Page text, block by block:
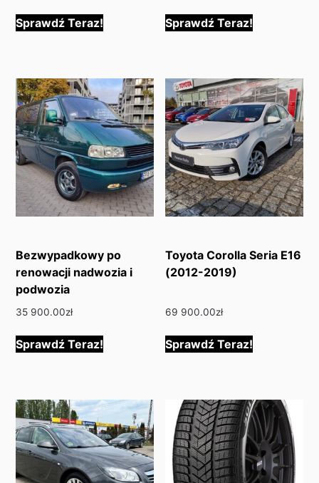
Sprawdź Teraz! Sprawdź Teraz!
Bezwypadkowy po
renowacji nadwozia i
podwozia
35 900.00zł
Sprawdź Teraz!
Toyota Corolla Seria E16
(2012-2019)
69 900.00zł
Sprawdź Teraz!